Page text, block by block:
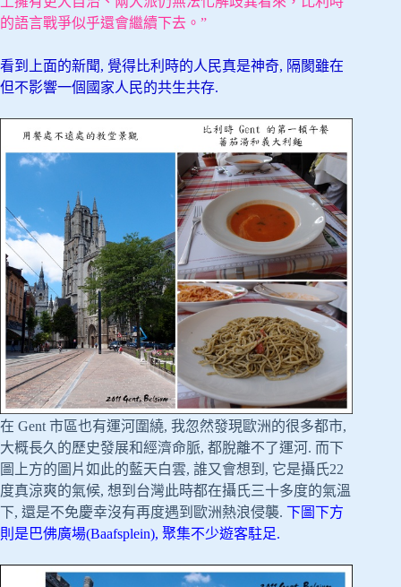
的語言戰爭似乎還會繼續下去。”
看到上面的新聞, 覺得比利時的人民真是神奇, 隔閡雖在
但不影響一個國家人民的共生共存.
在 Gent 市區也有運河圍繞, 我忽然發現歐洲的很多都市,
大概長久的歷史發展和經濟命脈, 都脫離不了運河. 而下
圖上方的圖片如此的藍天白雲, 誰又會想到, 它是攝氏22
度真涼爽的氣候, 想到台灣此時都在攝氏三十多度的氣溫
下, 還是不免慶幸沒有再度遇到歐洲熱浪侵襲.
下圖下方
則是巴佛廣場(Baafsplein), 聚集不少遊客駐足.